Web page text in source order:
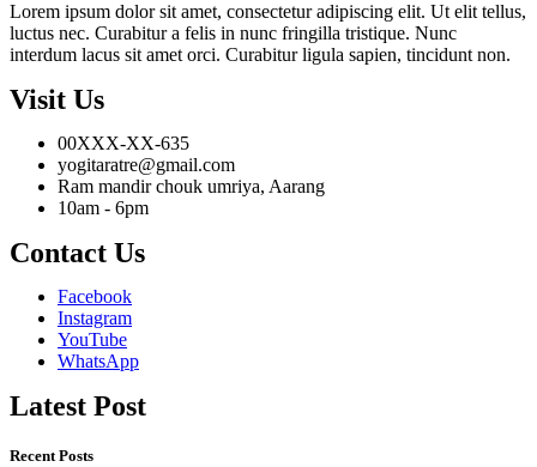
Lorem ipsum dolor sit amet, consectetur adipiscing elit. Ut elit tellus,
luctus nec. Curabitur a felis in nunc fringilla tristique. Nunc
interdum lacus sit amet orci. Curabitur ligula sapien, tincidunt non.
Visit Us
00XXX-XX-635
yogitaratre@gmail.com
Ram mandir chouk umriya, Aarang
10am - 6pm
Contact Us
Facebook
Instagram
YouTube
WhatsApp
Latest Post
Recent Posts